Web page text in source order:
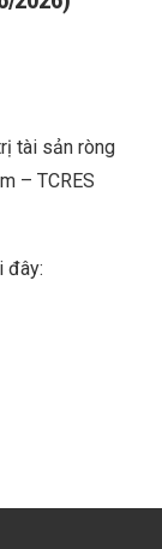
tài sản ròng
– TCRES
đây: